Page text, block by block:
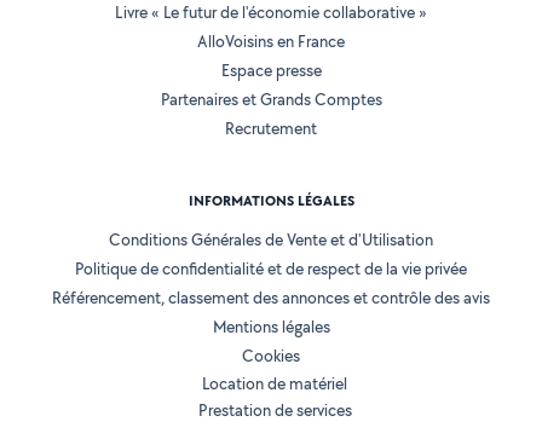
Livre « Le futur de l'économie collaborative »
AlloVoisins en France
Espace presse
Partenaires et Grands Comptes
Recrutement
INFORMATIONS LÉGALES
Conditions Générales de Vente et d'Utilisation
Politique de confidentialité et de respect de la vie privée
Référencement, classement des annonces et contrôle des avis
Mentions légales
Cookies
Location de matériel
Prestation de services